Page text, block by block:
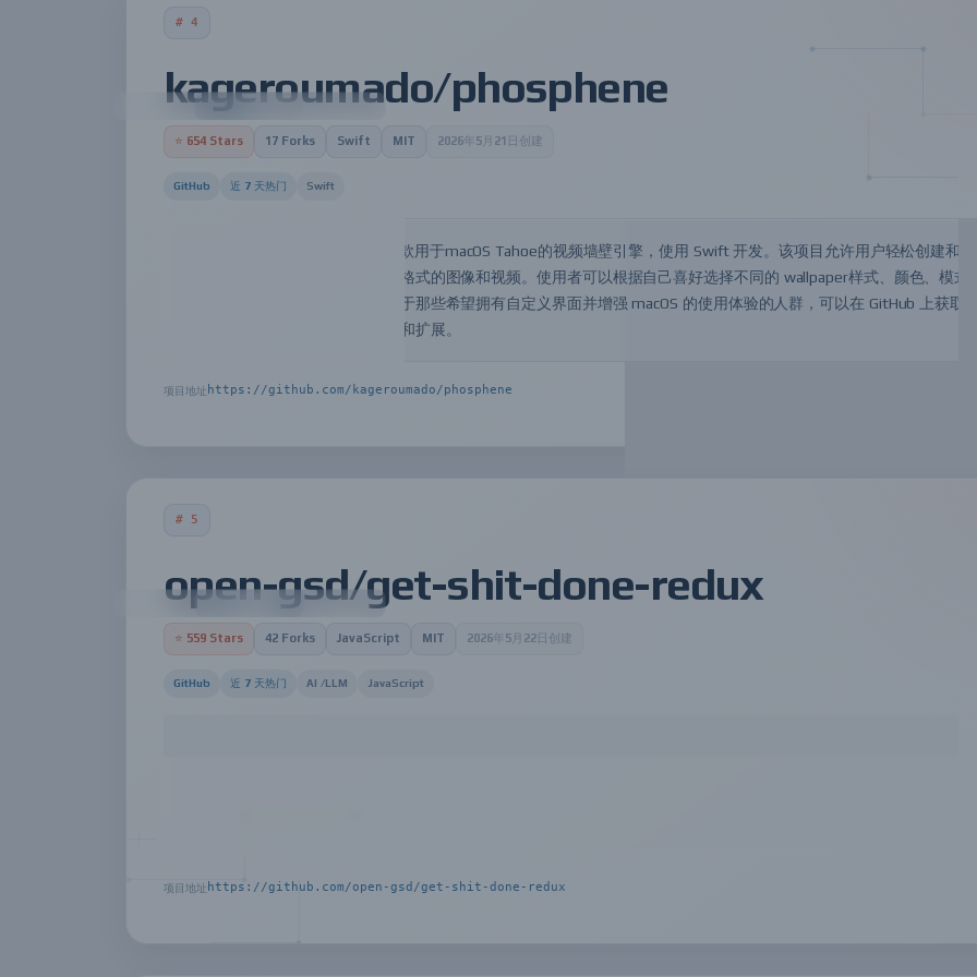
# 4
kageroumado/phosphene
⭐ 654 Stars 17 Forks Swift MIT 2026年5月21日创建
GitHub 近 7 天热门 Swift
项目地址 https://github.com/kageroumado/phosphene
kageroumado/phosphene 是一款用于macOS Tahoe的视频墙壁引擎，使用 Swift 开发。该项目允许用户轻松创建和
自己的动态墙壁，并且支持各种格式的图像和视频。使用者可以根据自己喜好选择不同的 wallpaper样式、颜色、模式
等，具有高性能和易用性。适合于那些希望拥有自定义界面并增强 macOS 的使用体验的人群，可以在 GitHub 上获取
项目的源代码，并进行自主维护和扩展。
# 5
open-gsd/get-shit-done-redux
⭐ 559 Stars 42 Forks JavaScript MIT 2026年5月22日创建
GitHub 近 7 天热门 AI /LLM JavaScript
项目地址 https://github.com/open-gsd/get-shit-done-redux